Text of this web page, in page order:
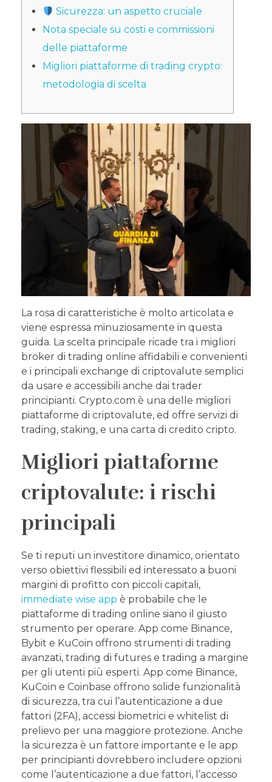
Sicurezza: un aspetto cruciale
Nota speciale su costi e commissioni
delle piattaforme
Migliori piattaforme di trading crypto:
metodologia di scelta
La rosa di caratteristiche è molto articolata e
viene espressa minuziosamente in questa
guida. La scelta principale ricade tra i migliori
broker di trading online affidabili e convenienti
e i principali exchange di criptovalute semplici
da usare e accessibili anche dai trader
principianti. Crypto.com è una delle migliori
piattaforme di criptovalute, ed offre servizi di
trading, staking, e una carta di credito cripto.
Migliori piattaforme
criptovalute: i rischi
principali
Se ti reputi un investitore dinamico, orientato
verso obiettivi flessibili ed interessato a buoni
margini di profitto con piccoli capitali,
immediate wise app è probabile che le
piattaforme di trading online siano il giusto
strumento per operare. App come Binance,
Bybit e KuCoin offrono strumenti di trading
avanzati, trading di futures e trading a margine
per gli utenti più esperti. App come Binance,
KuCoin e Coinbase offrono solide funzionalità
di sicurezza, tra cui l’autenticazione a due
fattori (2FA), accessi biometrici e whitelist di
prelievo per una maggiore protezione. Anche
la sicurezza è un fattore importante e le app
per principianti dovrebbero includere opzioni
come l’autenticazione a due fattori, l’accesso